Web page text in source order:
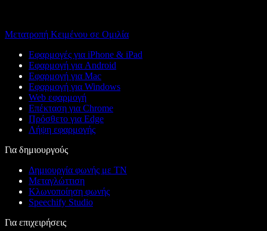
Μετατροπή Κειμένου σε Ομιλία
Εφαρμογές για iPhone & iPad
Εφαρμογή για Android
Εφαρμογή για Mac
Εφαρμογή για Windows
Web εφαρμογή
Επέκταση για Chrome
Πρόσθετο για Edge
Λήψη εφαρμογής
Για δημιουργούς
Δημιουργία φωνής με ΤΝ
Μεταγλώττιση
Κλωνοποίηση φωνής
Speechify Studio
Για επιχειρήσεις